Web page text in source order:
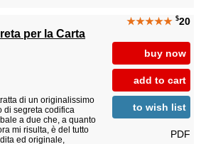
★★★★★ $20
buy now
add to cart
to wish list
PDF
per la Carta
di un originalissimo
di segreta codifica
a due che, a quanto
mi risulta, è del tutto
ed originale,